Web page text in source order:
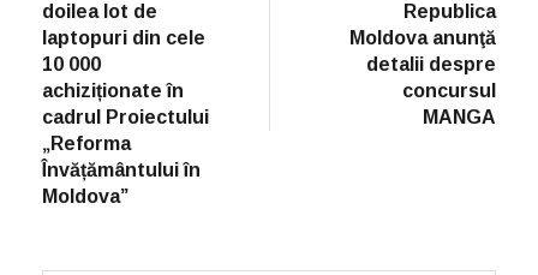
doilea lot de
laptopuri din cele
10 000
achiziționate în
cadrul Proiectului
„Reforma
Învățământului în
Moldova”
Republica
Moldova anunţă
detalii despre
concursul
MANGA